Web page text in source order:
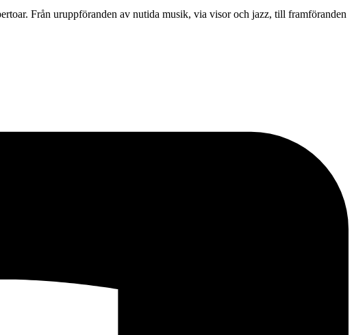
Från uruppföranden av nutida musik, via visor och jazz, till framföranden